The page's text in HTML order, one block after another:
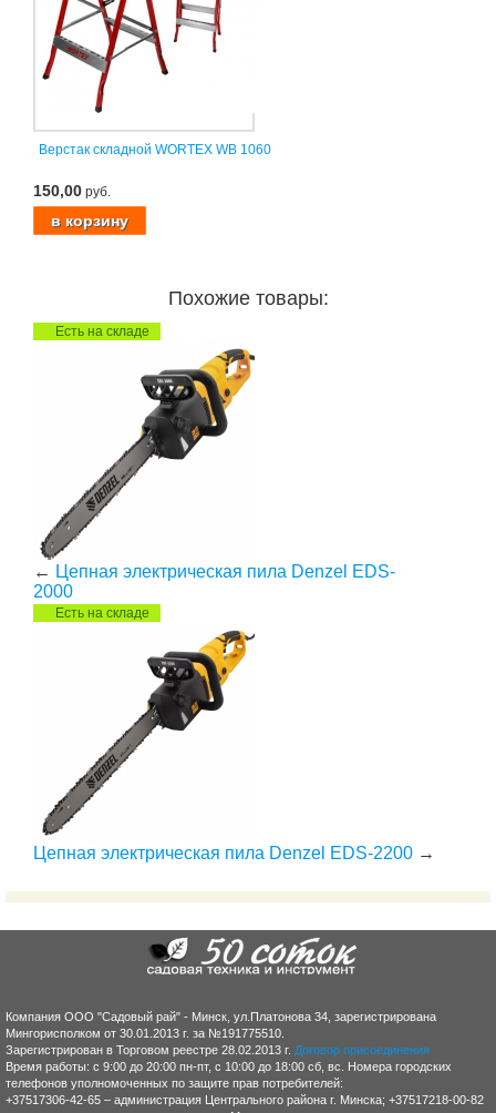
Верстак складной WORTEX WB 1060
150,00 руб.
Похожие товары:
Есть на складе
← Цепная электрическая пила Denzel EDS-
2000
Есть на складе
Цепная электрическая пила Denzel EDS-2200 →
Компания ООО "Садовый рай" - Минск, ул.Платонова 34, зарегистрирована
Мингорисполком от 30.01.2013 г. за №191775510.
Зарегистрирован в Торговом реестре 28.02.2013 г. Договор присоединения
Время работы: с 9:00 до 20:00 пн-пт, с 10:00 до 18:00 сб, вс. Номера городских
телефонов уполномоченных по защите прав потребителей:
+37517306-42-65 – администрация Центрального района г. Минска; +37517218-00-82